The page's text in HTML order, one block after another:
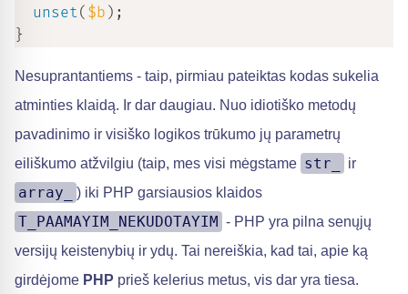
unset( $b ) ;
}
Nesuprantantiems - taip, pirmiau pateiktas kodas sukelia
atminties klaidą. Ir dar daugiau. Nuo idiotiško metodų
pavadinimo ir visiško logikos trūkumo jų parametrų
eiliškumo atžvilgiu (taip, mes visi mėgstame str_ ir
array_ ) iki PHP garsiausios klaidos
T_PAAMAYIM_NEKUDOTAYIM - PHP yra pilna senųjų
versijų keistenybių ir ydų. Tai nereiškia, kad tai, apie ką
girdėjome PHP prieš kelerius metus, vis dar yra tiesa.